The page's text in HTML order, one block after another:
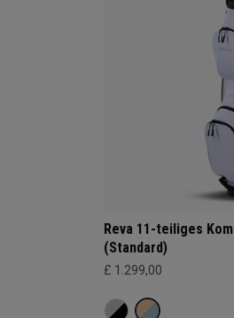
Reva 11-teiliges
(Standard)
£ 1.299,00